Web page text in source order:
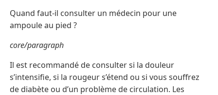
Quand faut-il consulter un médecin pour une
ampoule au pied ?
core/paragraph
Il est recommandé de consulter si la douleur
s’intensifie, si la rougeur s’étend ou si vous souffrez
de diabète ou d’un problème de circulation. Les